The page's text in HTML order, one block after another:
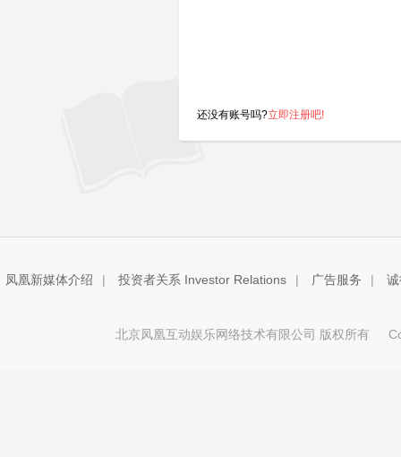
还没有账号吗?立即注册吧!
凤凰新媒体介绍 | 投资者关系 Investor Relations | 广告服务 |
北京凤凰互动娱乐网络技术有限公司 版权所有